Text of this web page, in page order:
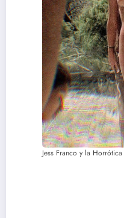
Jess Franco y la